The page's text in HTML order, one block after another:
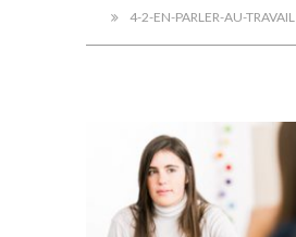
4-2-EN-PARLER-AU-TRAVAIL